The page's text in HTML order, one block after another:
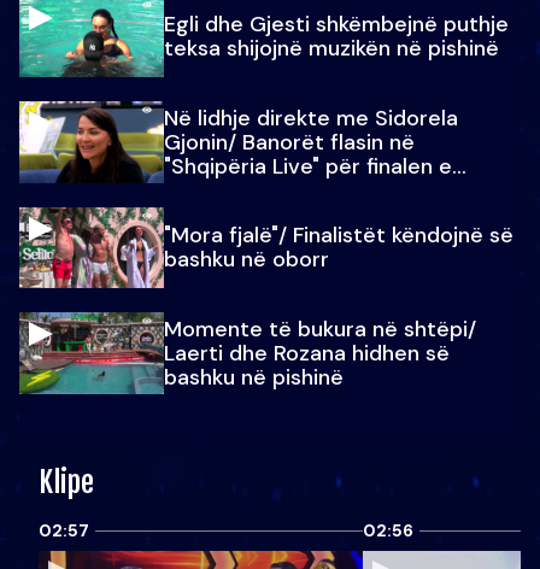
Egli dhe Gjesti shkëmbejnë puthje
teksa shijojnë muzikën në pishinë
Në lidhje direkte me Sidorela
Gjonin/ Banorët flasin në
"Shqipëria Live" për finalen e
"Mora fjalë"/ Finalistët këndojnë së
bashku në oborr
Momente të bukura në shtëpi/
Laerti dhe Rozana hidhen së
bashku në pishinë
Klipe
02:57 02:56